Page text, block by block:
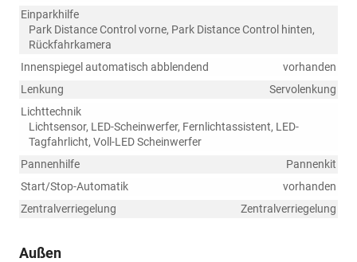
Einparkhilfe
Park Distance Control vorne, Park Distance Control hinten,
Rückfahrkamera
Innenspiegel automatisch abblendend
vorhanden
Lenkung
Servolenkung
Lichttechnik
Lichtsensor, LED-Scheinwerfer, Fernlichtassistent, LED-
Tagfahrlicht, Voll-LED Scheinwerfer
Pannenhilfe
Pannenkit
Start/Stop-Automatik
vorhanden
Zentralverriegelung
Zentralverriegelung
Außen